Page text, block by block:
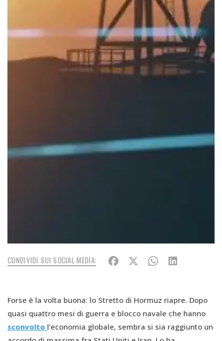
CONDIVIDI SUI SOCIAL MEDIA:
Forse è la volta buona: lo Stretto di Hormuz riapre. Dopo
quasi quattro mesi di guerra e blocco navale che hanno
sconvolto l’economia globale, sembra si sia raggiunto un